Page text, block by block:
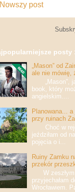
Nowszy post
posty
„Mason” od
ale nie mówię,
„Mason”,
book, który
angielskim....
Planowana...
przy ruinach
Choć w
jeździłam od
pojęcia o i...
Ruiny Zamku
przekór
W zeszłym
przyjechałam
Wrocławiem.